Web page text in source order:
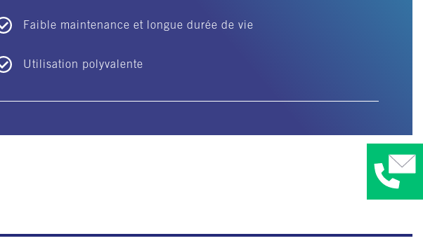
Faible maintenance et longue durée de vie
Utilisation polyvalente